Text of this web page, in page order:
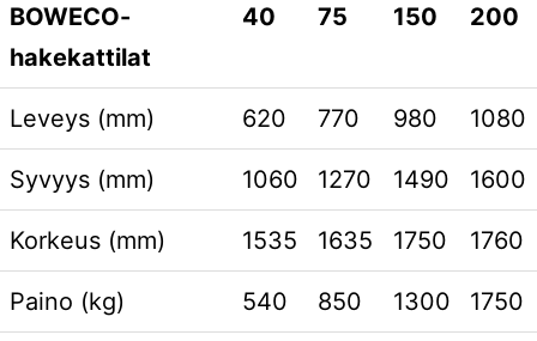
BOWECO-
hakekattilat
40 75 150 200
Leveys (mm) 620 770 980 1080
Syvyys (mm) 1060 1270 1490 1600
Korkeus (mm) 1535 1635 1750 1760
Paino (kg) 540 850 1300 1750